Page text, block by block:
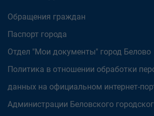
Обращения граждан
Паспорт города
Отдел "Мои документы" город Белово
Политика в отношении обработки
данных на официальном интернет-
Администрации Беловского